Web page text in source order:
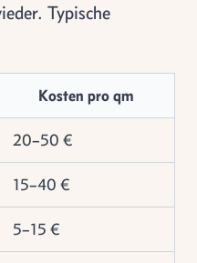
Typische
Kosten pro qm
20–50 €
15–40 €
5–15 €